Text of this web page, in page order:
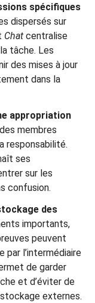
spécifiques
dispersés sur
Chat centralise
tâche. Les
des mises à jour
dans la
appropriation
membres
responsabilité.
ses
sur les
confusion.
des
importants,
peuvent
l’intermédiaire
de garder
et d’éviter de
externes.